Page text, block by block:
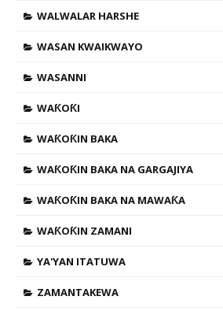
WALWALAR HARSHE
WASAN KWAIKWAYO
WASANNI
WAƘOƘI
WAƘOƘIN BAKA
WAƘOƘIN BAKA NA GARGAJIYA
WAƘOƘIN BAKA NA MAWAƘA
WAƘOƘIN ZAMANI
YA'YAN ITATUWA
ZAMANTAKEWA